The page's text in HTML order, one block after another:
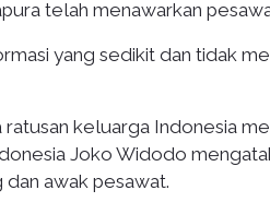
telah menawarkan
yang sedikit dan tidak
ratusan keluarga Indonesia
Joko Widodo
dan awak pesawat.